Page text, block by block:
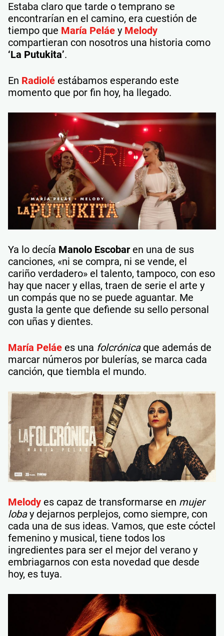
Estaba claro que tarde o temprano se
encontrarían en el camino, era cuestión de
tiempo que María Peláe y Melody
compartieran con nosotros una historia como
‘La Putukita’.
En Radiolé estábamos esperando este
momento que por fin hoy, ha llegado.
Ya lo decía Manolo Escobar en una de sus
canciones, «ni se compra, ni se vende, el
cariño verdadero» el talento, tampoco, con eso
hay que nacer y ellas, traen de serie el arte y
un compás que no se puede aguantar. Me
gusta la gente que defiende su sello personal
con uñas y dientes.
María Peláe es una folcrónicaque además de
marcar números por bulerías, se marca cada
canción, que tiembla el mundo.
Melody es capaz de transformarse en mujer
lobay dejarnos perplejos, como siempre, con
cada una de sus ideas. Vamos, que este cóctel
femenino y musical, tiene todos los
ingredientes para ser el mejor del verano y
embriagarnos con esta novedad que desde
hoy, es tuya.